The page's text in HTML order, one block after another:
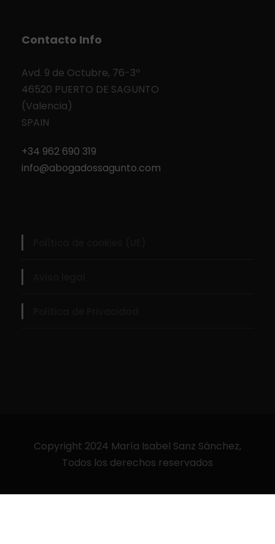
Contacto Info
Avd. 9 de Octubre, 76-3º
46520 PUERTO DE SAGUNTO
(Valencia)
SPAIN
+34 962 690 319
info@abogadossagunto.com
Copyright 2024 María Isabel Sanz Sánchez,
Todos los derechos reservados